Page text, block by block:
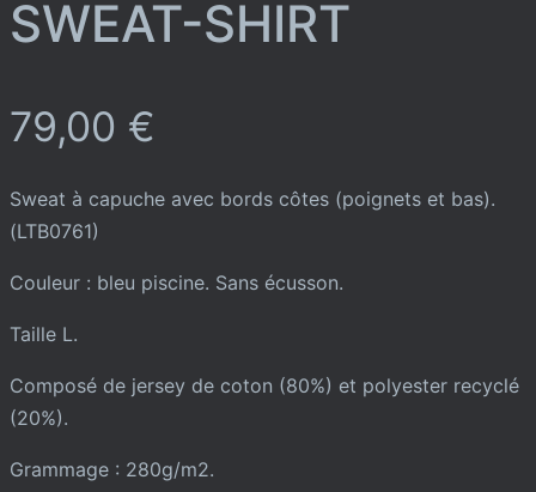
SWEAT-SHIRT
79,00 €
Sweat à capuche avec bords côtes (poignets et bas).
(LTB0761)
Couleur : bleu piscine. Sans écusson.
Taille L.
Composé de jersey de coton (80%) et polyester recyclé
(20%).
Grammage : 280g/m2.